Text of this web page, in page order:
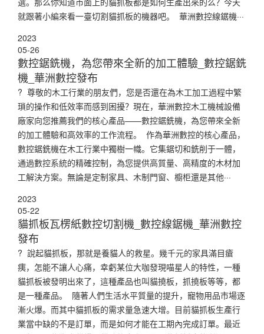
就跟著小編來看一臺切割貓抓板的機器吧。 華洲數控線鋸機···
2023
05-26
數控鋸銑機，為您帶來全新的加工體驗_數控鋸銑
機_華洲數控發布
? 尊敬的木工行業的朋友們，您是否還在為木工加工過程中繁
瑣的操作和低效率而感到困擾？現在，華洲數控木工機械設備
廠家向您推薦我們的核心產品——數控鋸銑機，為您帶來全新
的加工體驗和高效率的工作流程。 作為華洲數控的核心產品，
數控鋸銑機在木工行業中獨樹一幟。它集鋸切和銑削于一體，
通過數控系統的精確控制，為您提供高質量、高精度的木材加
工解決方案。無論是定制家具、木制門窗、櫥柜還是其他···
2023
05-22
貓抓板瓦楞紙數控切割機_數控線鋸機_華洲數控
發布
? 說起貓抓板，那就是養貓人的救星。幾千元的家具滿目瘡
痍，怎能不讓人心痛，幸虧某位大咖發現喵星人的特性，一種
貓抓板被發明出來了，這種產品也叫貓撓板，抓撓板等等，都
是一種產品。 隨著人們生活水平質量的提升，寵物用品市場逐
漸火爆。而其中貓抓板的需求量急速大增。目前貓抓板生產行
業當中缺的不是訂單，而是如何才能在工期內完成訂單。最近